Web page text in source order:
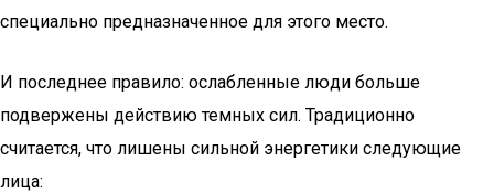
специально предназначенное для этого место.
И последнее правило: ослабленные люди больше
подвержены действию темных сил. Традиционно
считается, что лишены сильной энергетики следующие
лица: